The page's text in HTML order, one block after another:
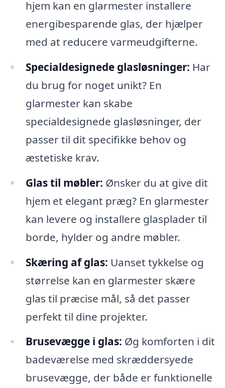
hjem kan en glarmester installere
energibesparende glas, der hjælper
med at reducere varmeudgifterne.
Specialdesignede glasløsninger: Har
du brug for noget unikt? En
glarmester kan skabe
specialdesignede glasløsninger, der
passer til dit specifikke behov og
æstetiske krav.
Glas til møbler: Ønsker du at give dit
hjem et elegant præg? En glarmester
kan levere og installere glasplader til
borde, hylder og andre møbler.
Skæring af glas: Uanset tykkelse og
størrelse kan en glarmester skære
glas til præcise mål, så det passer
perfekt til dine projekter.
Brusevægge i glas: Øg komforten i dit
badeværelse med skræddersyede
brusevægge, der både er funktionelle